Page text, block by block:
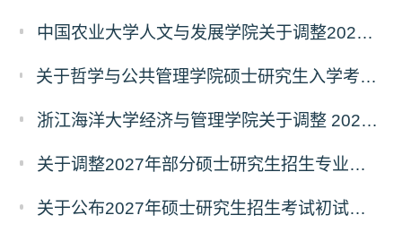
中国农业大学人文与发展学院关于调整2027年硕士研究生招生考试初试科目的通知
关于哲学与公共管理学院硕士研究生入学考试（初试） 考试科目及参考书目变更的通知（二）
浙江海洋大学经济与管理学院关于调整 2027年硕士研究生招生考试初试科目的公告
关于调整2027年部分硕士研究生招生专业初试考试科目的公告（持续更新中）
关于公布2027年硕士研究生招生考试初试自命题科目考试大纲的通知